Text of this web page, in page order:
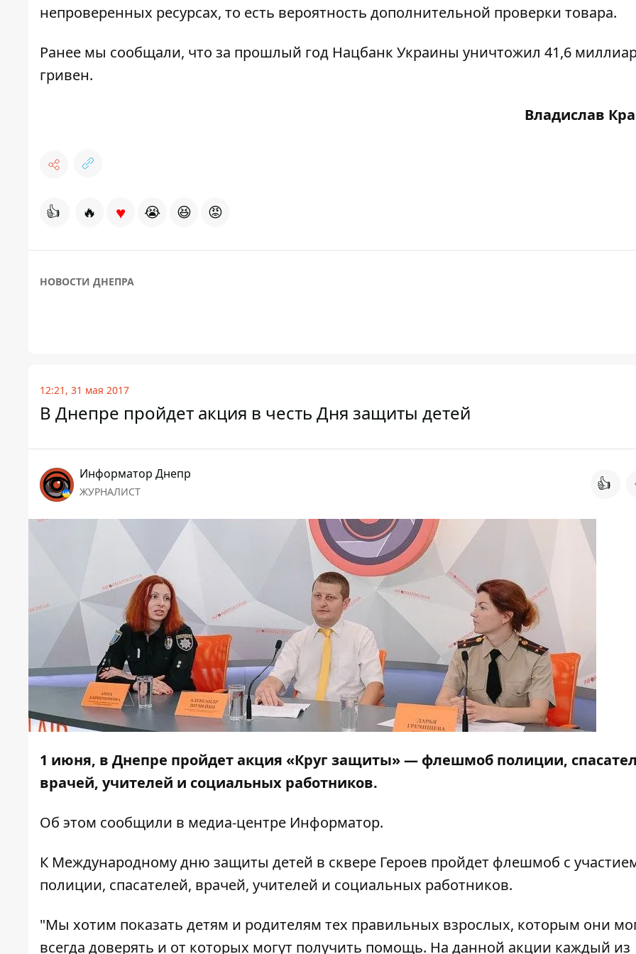
непроверенных ресурсах, то есть вероятность дополнительной проверки товара.
Ранее мы сообщали, что за прошлый год Нацбанк Украины уничтожил 41,6
гривен.
Владислав
👍 🔥 ♥ 😭 😆 😡
НОВОСТИ ДНЕПРА
12:21, 31 мая 2017
В Днепре пройдет акция в честь Дня защиты детей
Информатор Днепр
ЖУРНАЛИСТ 👍
1 июня, в Днепре пройдет акция «Круг защиты» — флешмоб полиции,
врачей, учителей и социальных работников.
Об этом сообщили в медиа-центре Информатор.
К Международному дню защиты детей в сквере Героев пройдет флешмоб с
полиции, спасателей, врачей, учителей и социальных работников.
"Мы хотим показать детям и родителям тех правильных взрослых, которым они
всегда доверять и от которых могут получить помощь. На данной акции каждый из